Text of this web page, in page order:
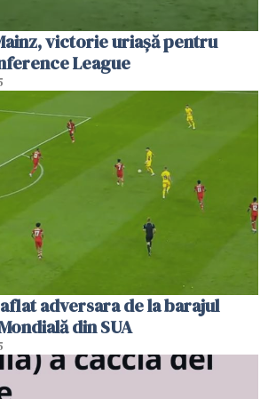
victorie uriașă pentru
League
adversara de la barajul
din SUA